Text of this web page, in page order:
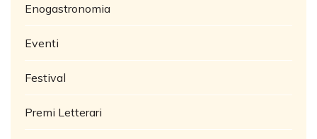
Enogastronomia
Eventi
Festival
Premi Letterari